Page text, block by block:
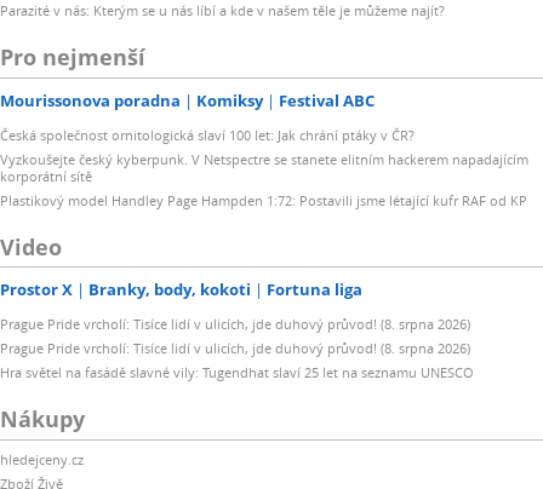
Parazité v nás: Kterým se u nás líbí a kde v našem těle je můžeme najít?
Pro nejmenší
Mourissonova poradna Komiksy Festival ABC
Česká společnost ornitologická slaví 100 let: Jak chrání ptáky v ČR?
Vyzkoušejte český kyberpunk. V Netspectre se stanete elitním hackerem napadajícím
korporátní sítě
Plastikový model Handley Page Hampden 1:72: Postavili jsme létající kufr RAF od KP
Video
Prostor X Branky, body, kokoti Fortuna liga
Prague Pride vrcholí: Tisíce lidí v ulicích, jde duhový průvod! (8. srpna 2026)
Prague Pride vrcholí: Tisíce lidí v ulicích, jde duhový průvod! (8. srpna 2026)
Hra světel na fasádě slavné vily: Tugendhat slaví 25 let na seznamu UNESCO
Nákupy
hledejceny.cz
Zboží Živě